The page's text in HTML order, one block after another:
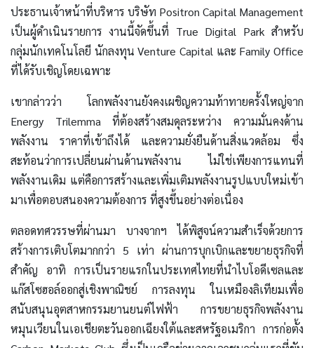
ประธานเจ้าหน้าที่บริหาร บริษัท Positron Capital Management
เป็นผู้ดำเนินรายการ งานนี้จัดขึ้นที่ True Digital Park สำหรับ
กลุ่มนักเทคโนโลยี นักลงทุน Venture Capital และ Family Office
ที่ได้รับเชิญโดยเฉพาะ
เขากล่าวว่า โลกพลังงานยังคงเผชิญความท้าทายครั้งใหญ่จาก
Energy Trilemma ที่ต้องสร้างสมดุลระหว่าง ความมั่นคงด้าน
พลังงาน ราคาที่เข้าถึงได้ และความยั่งยืนด้านสิ่งแวดล้อม ซึ่ง
สะท้อนว่าการเปลี่ยนผ่านด้านพลังงาน ไม่ใช่เพียงการแทนที่
พลังงานเดิม แต่คือการสร้างและเพิ่มเติมพลังงานรูปแบบใหม่เข้า
มาเพื่อตอบสนองความต้องการ ที่สูงขึ้นอย่างต่อเนื่อง
ตลอดทศวรรษที่ผ่านมา บางจากฯ ได้พิสูจน์ความสำเร็จด้วยการ
สร้างการเติบโตมากกว่า 5 เท่า ผ่านการบุกเบิกและขยายธุรกิจที่
สำคัญ อาทิ การเป็นรายแรกในประเทศไทยที่นำไบโอดีเซลและ
แก๊สโซฮอล์ออกสู่เชิงพาณิชย์ การลงทุน ในเหมืองลิเทียมเพื่อ
สนับสนุนอุตสาหกรรมยานยนต์ไฟฟ้า การขยายธุรกิจพลังงาน
หมุนเวียนในเอเชียตะวันออกเฉียงใต้และสหรัฐอเมริกา การก่อตั้ง